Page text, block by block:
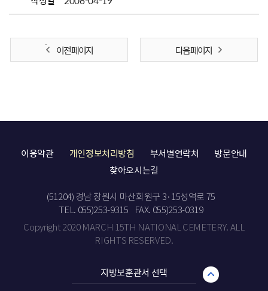
이전 페이지 다음 페이지
이용약관 개인정보처리방침 부서별연락처
방문안내
찾아오시는길
(51204) 경남 창원시 마산회원구 3·15성역로 75
TEL. 055)253-9315
FAX. 055)253-0319
Copyright 2020 MARCH 15TH NATIONAL CEMETERY. ALL
RIGHTS RESERVED.
지방보훈관서 선택